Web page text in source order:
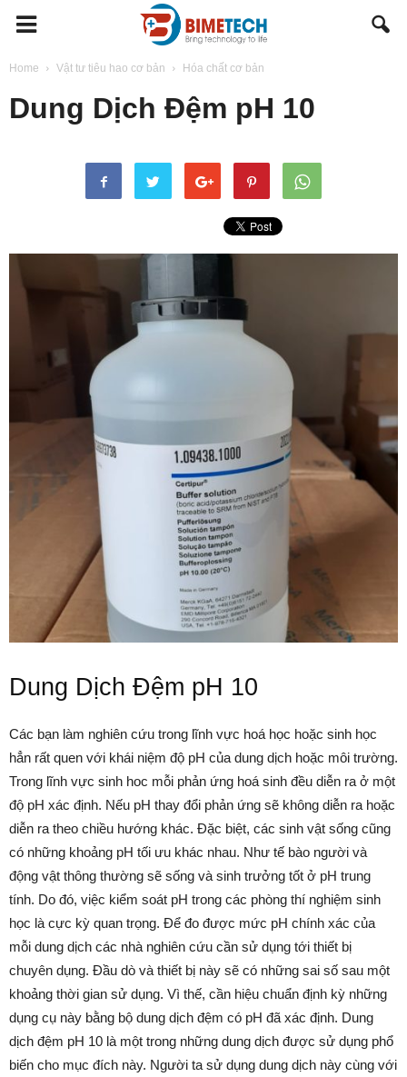
BIMETECH
Home Vật tư tiêu hao cơ bản Hóa chất cơ bản
Dung Dịch Đệm pH 10
Dung Dịch Đệm pH 10
Các bạn làm nghiên cứu trong lĩnh vực hoá học hoặc sinh học
hẳn rất quen với khái niệm độ pH của dung dịch hoặc môi trường.
Trong lĩnh vực sinh hoc mỗi phản ứng hoá sinh đều diễn ra ở một
độ pH xác định. Nếu pH thay đổi phản ứng sẽ không diễn ra hoặc
diễn ra theo chiều hướng khác. Đặc biệt, các sinh vật sống cũng
có những khoảng pH tối ưu khác nhau. Như tế bào người và
động vật thông thường sẽ sống và sinh trưởng tốt ở pH trung
tính. Do đó, việc kiểm soát pH trong các phòng thí nghiệm sinh
học là cực kỳ quan trọng. Để đo được mức pH chính xác của
mỗi dung dịch các nhà nghiên cứu cần sử dụng tới thiết bị
chuyên dụng. Đầu dò và thiết bị này sẽ có những sai số sau một
khoảng thời gian sử dụng. Vì thế, cần hiệu chuẩn định kỳ những
dụng cụ này bằng bộ dung dịch đệm có pH đã xác định. Dung
dịch đệm pH 10 là một trong những dung dịch được sử dụng phổ
biến cho mục đích này. Người ta sử dụng dung dịch này cùng với